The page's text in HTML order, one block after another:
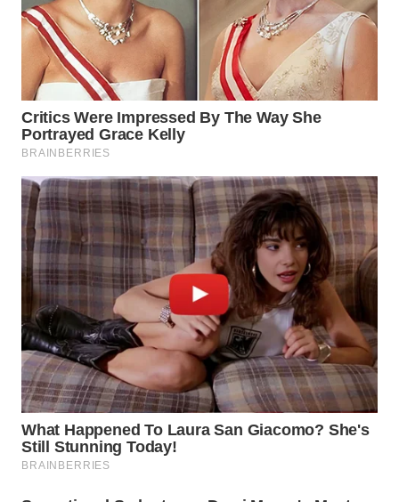
WN
SOLO
WN
BOROBUDUR
WN
MADURA
WN
SURABAYA
WN
NATUNA
WN
BINTAN
WN
MANDALIKA
WN